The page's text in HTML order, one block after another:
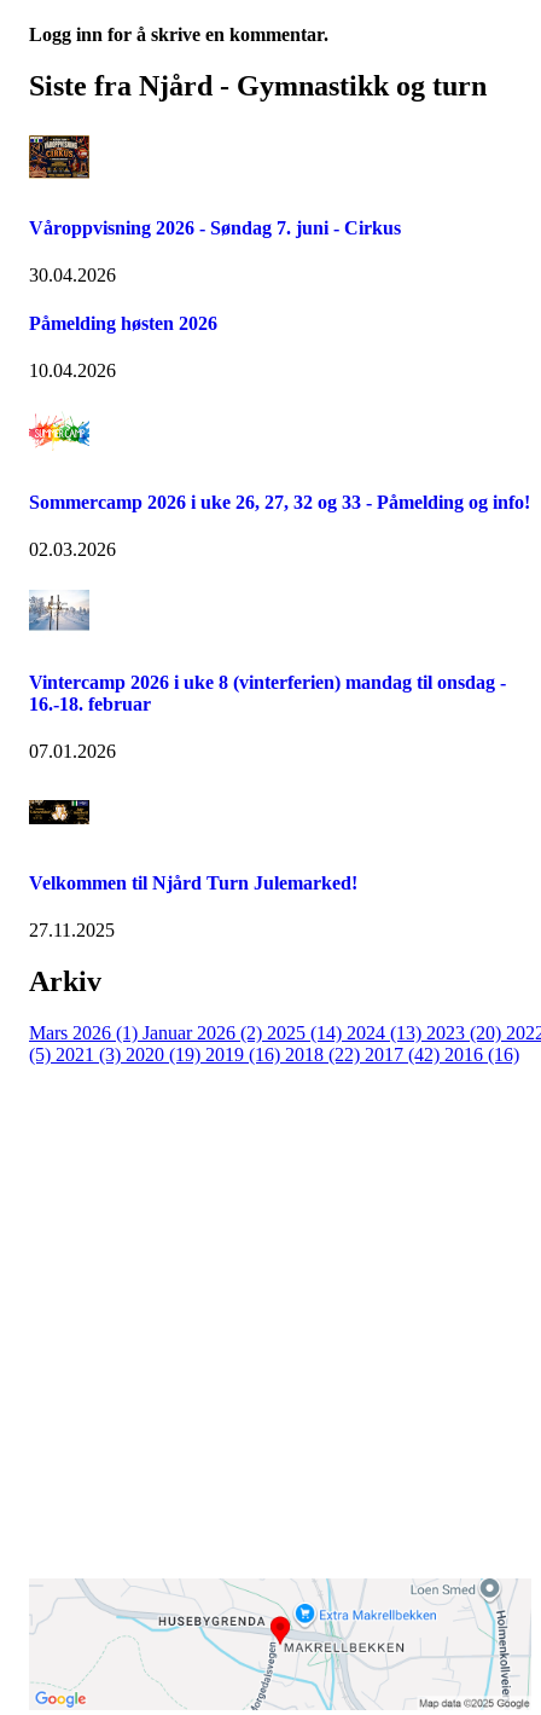
Logg inn for å skrive en kommentar.
Siste fra Njård - Gymnastikk og turn
Våroppvisning 2026 - Søndag 7. juni - Cirkus
30.04.2026
Påmelding høsten 2026
10.04.2026
Sommercamp 2026 i uke 26, 27, 32 og 33 - Påmelding og info!
02.03.2026
Vintercamp 2026 i uke 8 (vinterferien) mandag til onsdag -
16.-18. februar
07.01.2026
Velkommen til Njård Turn Julemarked!
27.11.2025
Arkiv
Mars 2026 (1) Januar 2026 (2) 2025 (14) 2024 (13) 2023 (20)
(5) 2021 (3) 2020 (19) 2019 (16) 2018 (22) 2017 (42) 2016 (16)